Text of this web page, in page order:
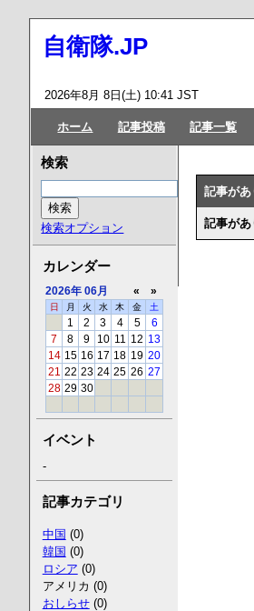
自衛隊.JP
2026年8月 8日(土) 10:41 JST
ホーム 記事投稿 記事一覧
記事が
記事が
検索
検索オプション
カレンダー
2026年 06月 « »
日 月 火 水 木 金 土
1 2 3 4 5
6
7
8 9 10 11 12 13
14 15 16 17 18 19 20
21 22 23 24 25 26 27
28 29 30
イベント
-
記事カテゴリ
中国 (0)
韓国 (0)
ロシア (0)
アメリカ (0)
おしらせ(0)